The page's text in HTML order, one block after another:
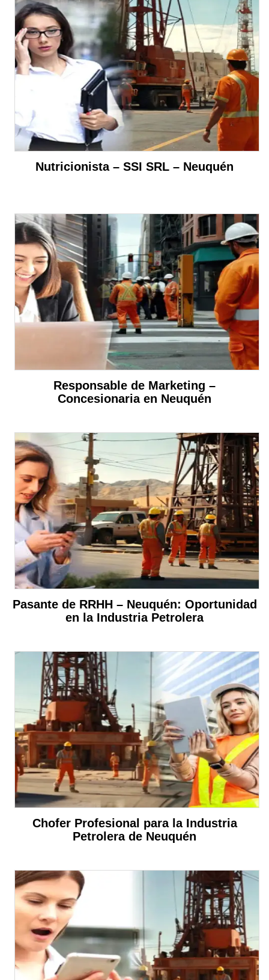
Nutricionista – SSI SRL – Neuquén
Responsable de Marketing –
Concesionaria en Neuquén
Pasante de RRHH – Neuquén: Oportunidad
en la Industria Petrolera
Chofer Profesional para la Industria
Petrolera de Neuquén